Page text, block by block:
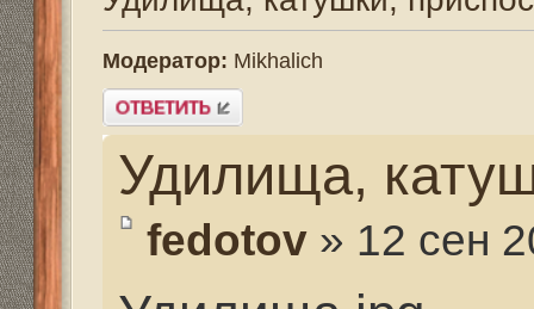
Удилища, катушки,
fedotov» 12 сен 2013,
Удилища.jpg
В этом разделе
для ловли карпа,